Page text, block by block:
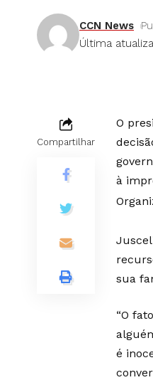
Última
CCN News
Compartilhar
O
à
sua
“O
é